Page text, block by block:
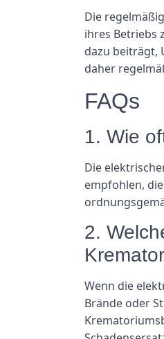
Die
ihres Betriebs
dazu beiträgt,
daher
FAQs
1. Wie
Die
empfohlen,
2.
Wenn die
Brände oder